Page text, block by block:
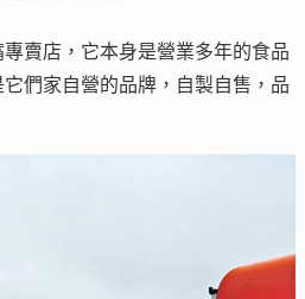
賣店，它本身是營業多年的食品
們家自營的品牌，自製自售，品